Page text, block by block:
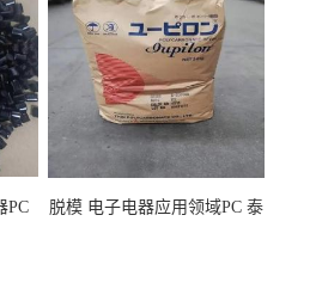
PC
脱模 电子电器应用领域PC 泰